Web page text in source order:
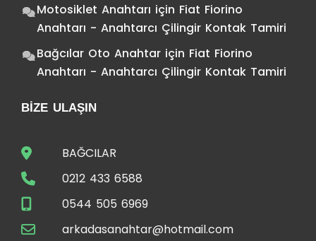
Motosiklet Anahtarı için Fiat Fiorino
Anahtarı - Anahtarcı Çilingir Kontak Tamiri
Bağcılar Oto Anahtar için Fiat Fiorino
Anahtarı - Anahtarcı Çilingir Kontak Tamiri
BIZE ULAŞIN
BAĞCILAR
0212 433 6588
0544 505 6969
arkadasanahtar@hotmail.com